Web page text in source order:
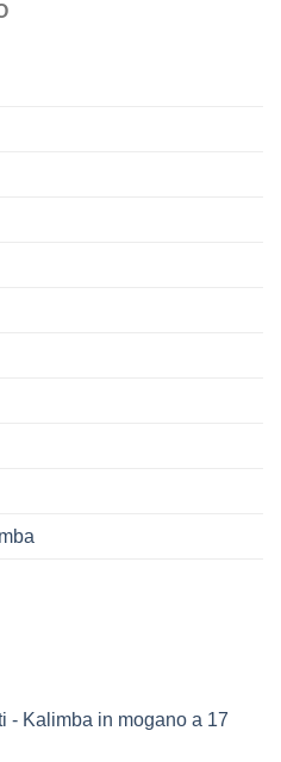
- Kalimba in mogano a 17